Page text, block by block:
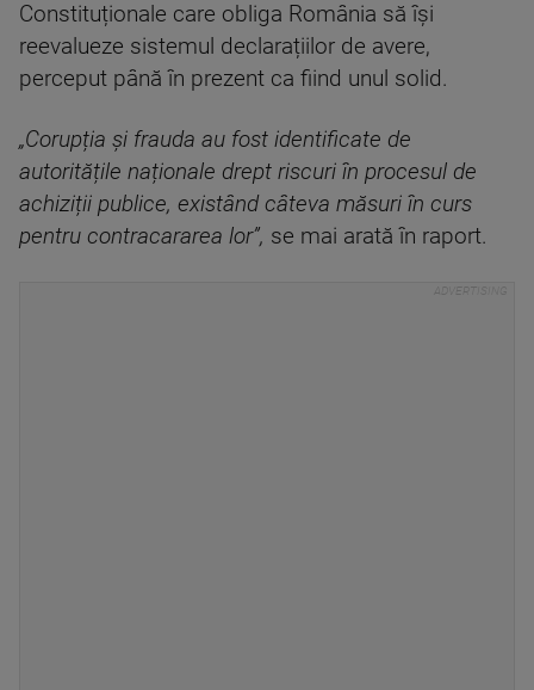
Constituționale care obliga România să își
reevalueze sistemul declarațiilor de avere,
perceput până în prezent ca fiind unul solid.
„Corupția și frauda au fost identificate de
autoritățile naționale drept riscuri în procesul de
achiziții publice, existând câteva măsuri în curs
pentru contracararea lor”, se mai arată în raport.